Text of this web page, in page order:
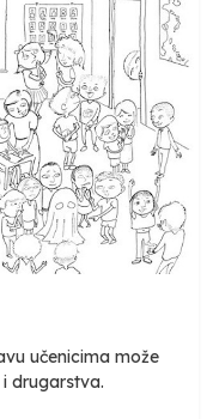
učenicima može
drugarstva.